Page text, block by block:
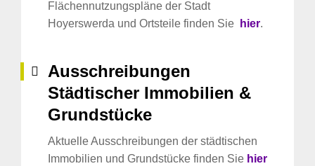
Flächennutzungspläne der Stadt
Hoyerswerda und Ortsteile finden Sie
hier.
Ausschreibungen
Städtischer Immobilien &
Grundstücke
Aktuelle Ausschreibungen der städtischen
Immobilien und Grundstücke finden Sie hier